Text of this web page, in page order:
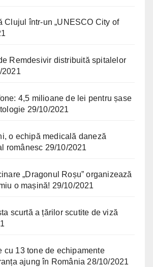
Clujul într-un „UNESCO City of
Remdesivir distribuită spitalelor
2021
4,5 milioane de lei pentru șase
29/10/2021
o echipă medicală daneză
românesc 29/10/2021
„Dragonul Roșu” organizează
o mașină! 29/10/2021
scurtă a țărilor scutite de viză
cu 13 tone de echipamente
ajung în România 28/10/2021